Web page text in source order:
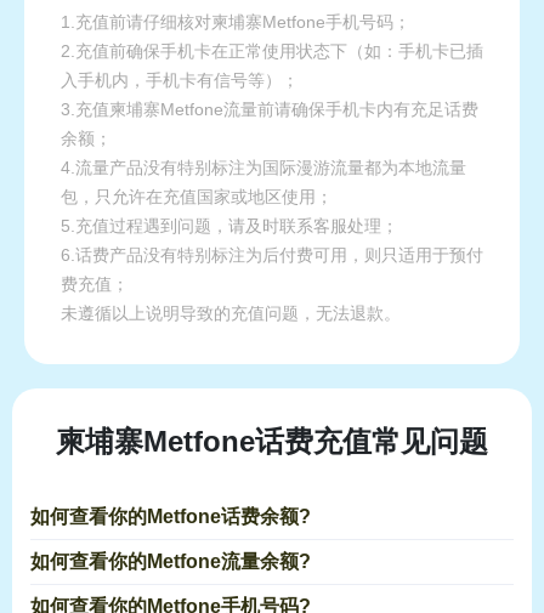
1.充值前请仔细核对柬埔寨Metfone手机号码；
2.充值前确保手机卡在正常使用状态下（如：手机卡已插
入手机内，手机卡有信号等）；
3.充值柬埔寨Metfone流量前请确保手机卡内有充足话费
余额；
4.流量产品没有特别标注为国际漫游流量都为本地流量
包，只允许在充值国家或地区使用；
5.充值过程遇到问题，请及时联系客服处理；
6.话费产品没有特别标注为后付费可用，则只适用于预付
费充值；
未遵循以上说明导致的充值问题，无法退款。
柬埔寨Metfone话费充值常见问题
如何查看你的Metfone话费余额?
如何查看你的Metfone流量余额?
如何查看你的Metfone手机号码?